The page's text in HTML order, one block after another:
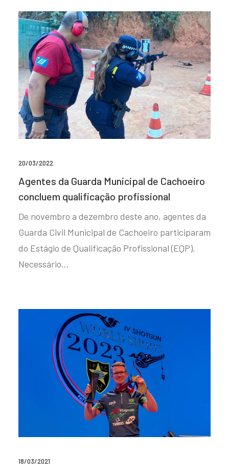
20/03/2022
Agentes da Guarda Municipal de Cachoeiro
concluem qualificação profissional
De novembro a dezembro deste ano, agentes da
Guarda Civil Municipal de Cachoeiro participaram
do Estágio de Qualificação Profissional (EQP).
Necessário…
18/03/2021